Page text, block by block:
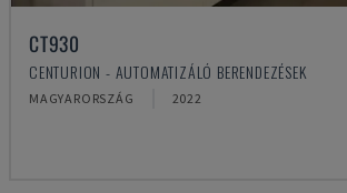
CT930
CENTURION - AUTOMATIZÁLÓ BERENDEZÉSEK
MAGYARORSZÁG 2022